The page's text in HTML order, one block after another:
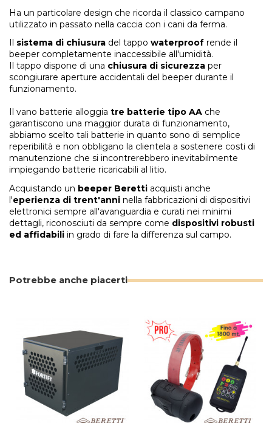
Ha un particolare design che ricorda il classico campano
utilizzato in passato nella caccia con i cani da ferma.
sistema di chiusura del tappo waterproof rende il
beeper completamente inaccessibile all'umidità.
Il tappo dispone di una chiusura di sicurezza per
scongiurare aperture accidentali del beeper durante il
funzionamento.
Il vano batterie alloggia tre batterie tipo AA che
garantiscono una maggior durata di funzionamento,
abbiamo scelto tali batterie in quanto sono di semplice
reperibilità e non obbligano la clientela a sostenere costi di
manutenzione che si incontrerebbero inevitabilmente
impiegando batterie ricaricabili al litio.
Acquistando un beeper Beretti acquisti anche
l'eperienza di trent'anni nella fabbricazioni di dispositivi
elettronici sempre all'avanguardia e curati nei minimi
dettagli, riconosciuti da sempre come dispositivi robusti
ed affidabili in grado di fare la differenza sul campo.
Potrebbe anche piacerti